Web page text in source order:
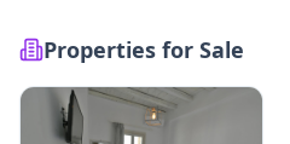
Properties for Sale